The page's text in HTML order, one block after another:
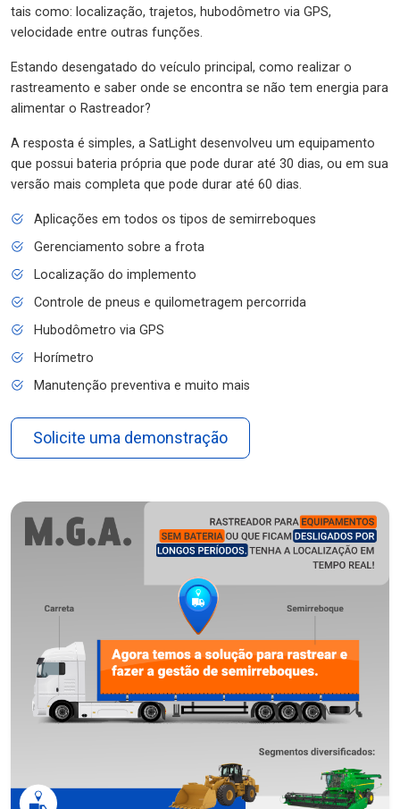
tais como: localização, trajetos, hubodômetro via GPS,
velocidade entre outras funções.
Estando desengatado do veículo principal, como realizar o
rastreamento e saber onde se encontra se não tem energia para
alimentar o Rastreador?
A resposta é simples, a SatLight desenvolveu um equipamento
que possui bateria própria que pode durar até 30 dias, ou em sua
versão mais completa que pode durar até 60 dias.
Aplicações em todos os tipos de semirreboques
Gerenciamento sobre a frota
Localização do implemento
Controle de pneus e quilometragem percorrida
Hubodômetro via GPS
Horímetro
Manutenção preventiva e muito mais
Solicite uma demonstração